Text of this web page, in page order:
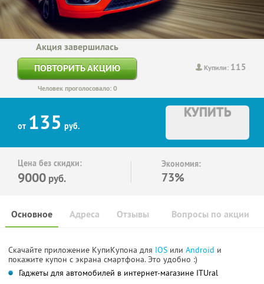
Купили: 115
Акция завершилась
ПОВТОРИТЬ АКЦИЮ
Человек проголосовало: 0
от 135 руб.
КУПИТЬ
Цена без скидки:
9000 руб.
Экономия:
73%
Основное Отзывы Вопросы по акции
Адреса
Скачайте приложение КупиКупона для IOS или Android и
покажите купон с экрана смартфона. Это удобно :)
Гаджеты для автомобилей в интернет-магазине ITUral